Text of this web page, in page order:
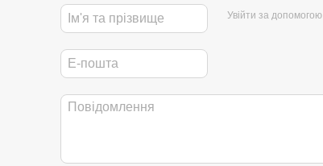
Увійти за допомогою